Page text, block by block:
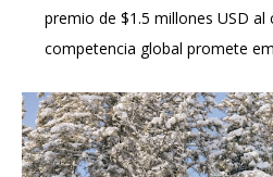
premio de $1.5 millones USD
competencia global promete